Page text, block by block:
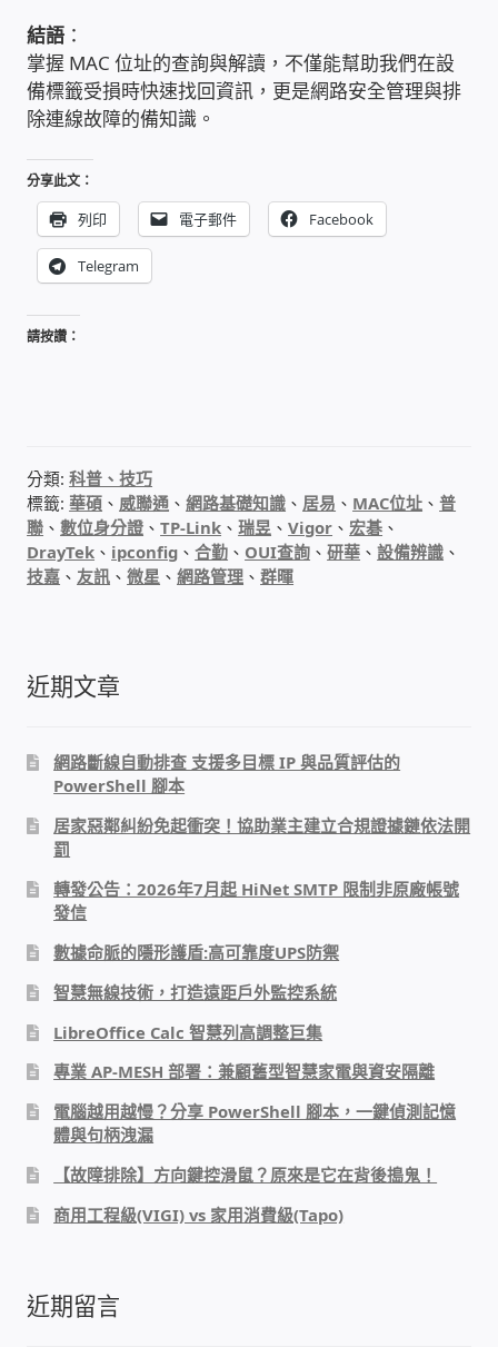
監視器RS485開門開鐵門開燈開保全
監控健檢‧舊換新專案
監視器異地備份備援
監控安防 工具 軟體 手冊
電話總機 對講機
迅時數位網路電話總機
通航國際(Tonnet)
DCS 數位通訊系統
網路型門口視訊對講機
電話 工具 軟體 手冊
門禁安全控制
感應式門鎖、電子鎖
電梯樓層刷卡管制
停車場、社區大樓 車道管制系統
風速傳感器+PLC自動控制
mOA雲考勤 指紋、卡片、手機APP GPS打卡
電子鎖 凱特安Kwikset
結語 ：
掌握 MAC 位址的查詢與解讀，不僅能幫助我們在設
備標籤受損時快速找回資訊，更是網路安全管理與排
除連線故障的備知識。
分享此文：
列印 電子郵件 Facebook
Telegram
請按讚：
分類:科普、技巧
標籤:華碩 、 威聯通 、網路基礎知識 、 居易 、 MAC位址 、普
聯 、數位身分證 、TP-Link 、瑞昱 、Vigor 、宏碁 、
DrayTek 、 ipconfig 、合勤 、 OUI查詢 、研華 、設備辨識 、
技嘉 、 友訊 、微星 、網路管理 、群暉
近期文章
網路斷線自動排查 支援多目標 IP 與品質評估的
PowerShell 腳本
居家惡鄰糾紛免起衝突！協助業主建立合規證據鏈依法開
罰
轉發公告：2026年7月起 HiNet SMTP 限制非原廠帳號
發信
數據命脈的隱形護盾:高可靠度UPS防禦
智慧無線技術，打造遠距戶外監控系統
LibreOffice Calc 智慧列高調整巨集
專業 AP-MESH 部署：兼顧舊型智慧家電與資安隔離
電腦越用越慢？分享 PowerShell 腳本，一鍵偵測記憶
體與句柄洩漏
【故障排除】方向鍵控滑鼠？原來是它在背後搗鬼！
商用工程級(VIGI) vs 家用消費級(Tapo)
近期留言